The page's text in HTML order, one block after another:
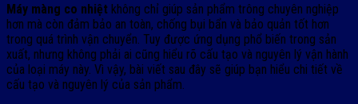
Máy màng co nhiệt không chỉ giúp sản phẩm trông chuyên nghiệp
hơn mà còn đảm bảo an toàn, chống bụi bẩn và bảo quản tốt hơn
trong quá trình vận chuyển. Tuy được ứng dụng phổ biến trong sản
xuất, nhưng không phải ai cũng hiểu rõ cấu tạo và nguyên lý vận hành
của loại máy này. Vì vậy, bài viết sau đây sẽ giúp bạn hiểu chi tiết về
cấu tạo và nguyên lý của sản phẩm.